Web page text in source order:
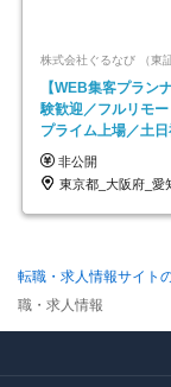
【WEB集客プラン
験歓迎／フルリモ
プライム上場／土
京・大阪・名古屋
非公開
東京都_大阪府_愛
転職・求人情報サイト
職・求人情報